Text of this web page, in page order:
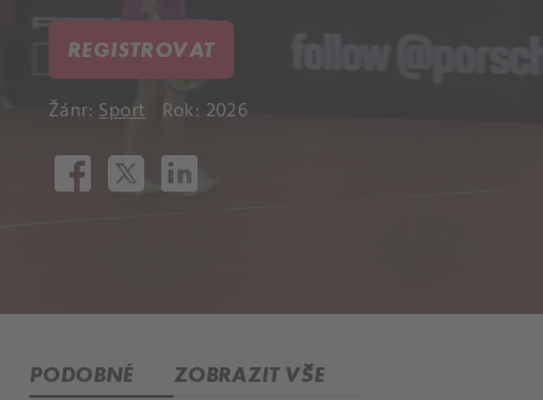
REGISTROVAT
Žánr:Sport Rok: 2026
PODOBNÉ ZOBRAZIT VŠE